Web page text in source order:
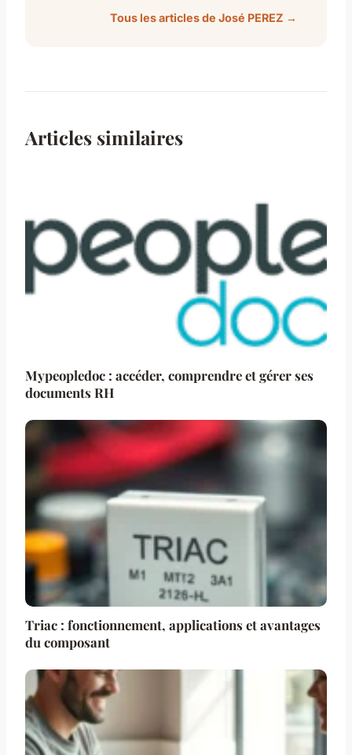
Tous les articles de José PEREZ →
Articles similaires
Mypeopledoc : accéder, comprendre et gérer ses
documents RH
Triac : fonctionnement, applications et avantages
du composant